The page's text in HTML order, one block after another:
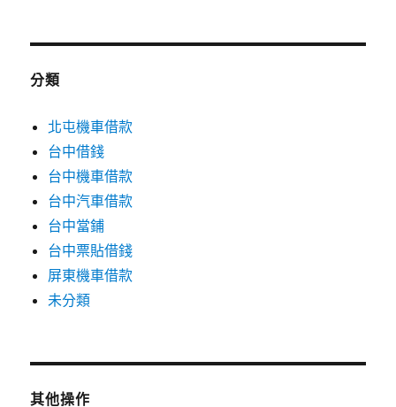
分類
北屯機車借款
台中借錢
台中機車借款
台中汽車借款
台中當鋪
台中票貼借錢
屏東機車借款
未分類
其他操作